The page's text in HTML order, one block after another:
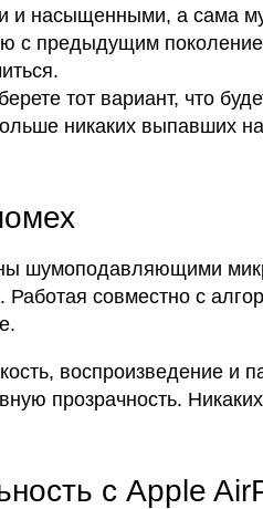
и насыщенными, а сама
с предыдущим
тот вариант, что
никаких выпавших
шумоподавляющими
совместно с
воспроизведение и
прозрачность.
с Apple